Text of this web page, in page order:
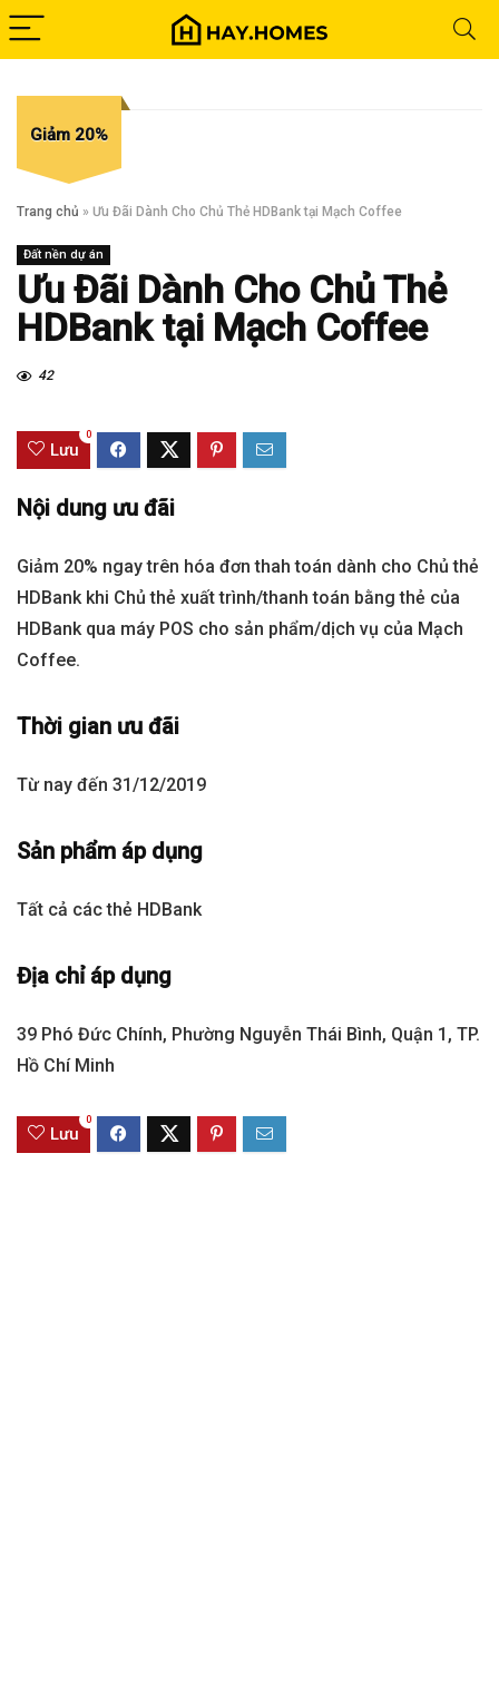
Giảm 20%
Trang chủ » Ưu Đãi Dành Cho Chủ Thẻ HDBank tại Mạch Coffee
Đất nền dự án
Ưu Đãi Dành Cho Chủ Thẻ
HDBank tại Mạch Coffee
42
Lưu
0
Nội dung ưu đãi
Giảm 20% ngay trên hóa đơn thah toán dành cho Chủ thẻ
HDBank khi Chủ thẻ xuất trình/thanh toán bằng thẻ của
HDBank qua máy POS cho sản phẩm/dịch vụ của Mạch
Coffee.
Thời gian ưu đãi
Từ nay đến 31/12/2019
Sản phẩm áp dụng
Tất cả các thẻ HDBank
Địa chỉ áp dụng
39 Phó Đức Chính, Phường Nguyễn Thái Bình, Quận 1, TP.
Hồ Chí Minh
Lưu
0